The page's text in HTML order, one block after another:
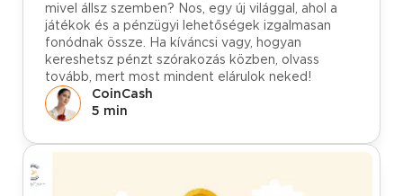
mivel állsz szemben? Nos, egy új világgal, ahol a
játékok és a pénzügyi lehetőségek izgalmasan
fonódnak össze. Ha kíváncsi vagy, hogyan
kereshetsz pénzt szórakozás közben, olvass
tovább, mert most mindent elárulok neked!
CoinCash
5 min